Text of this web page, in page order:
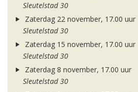
Sleutelstad 30
Zaterdag 22 november, 17.00 uur
Sleutelstad 30
Zaterdag 15 november, 17.00 uur
Sleutelstad 30
Zaterdag 8 november, 17.00 uur
Sleutelstad 30